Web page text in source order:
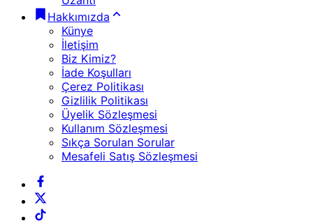
Hakkımızda
Künye
İletişim
Biz Kimiz?
İade Koşulları
Çerez Politikası
Gizlilik Politikası
Üyelik Sözleşmesi
Kullanım Sözleşmesi
Sıkça Sorulan Sorular
Mesafeli Satış Sözleşmesi